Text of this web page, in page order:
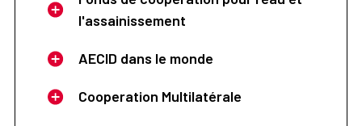
l'assainissement
AECID dans le monde
Cooperation Multilatérale